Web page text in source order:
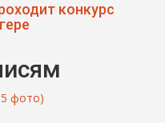
конкурс
фото)